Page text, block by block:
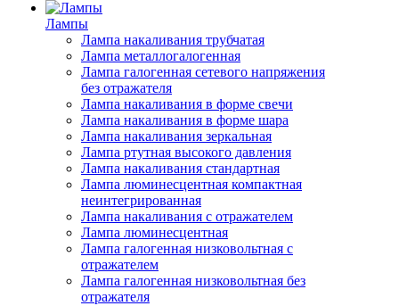
Лампы
Лампа накаливания трубчатая
Лампа металлогалогенная
Лампа галогенная сетевого напряжения
без отражателя
Лампа накаливания в форме свечи
Лампа накаливания в форме шара
Лампа накаливания зеркальная
Лампа ртутная высокого давления
Лампа накаливания стандартная
Лампа люминесцентная компактная
неинтегрированная
Лампа накаливания с отражателем
Лампа люминесцентная
Лампа галогенная низковольтная с
отражателем
Лампа галогенная низковольтная без
отражателя